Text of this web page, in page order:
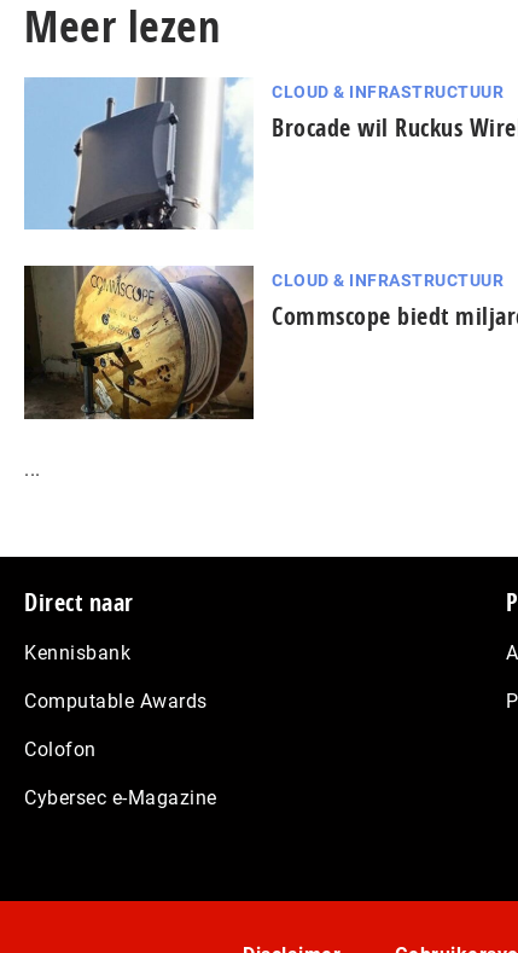
Meer lezen
CLOUD & INFRASTRUCTUUR
Brocade wil Ruckus
CLOUD & INFRASTRUCTUUR
Commscope biedt
...
Footer
Direct naar
Kennisbank
Computable Awards
Colofon
Cybersec e-Magazine